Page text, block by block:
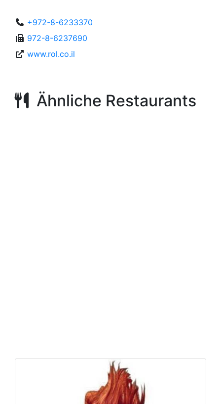
+972-8-6233370
972-8-6237690
www.rol.co.il
Ähnliche Restaurants